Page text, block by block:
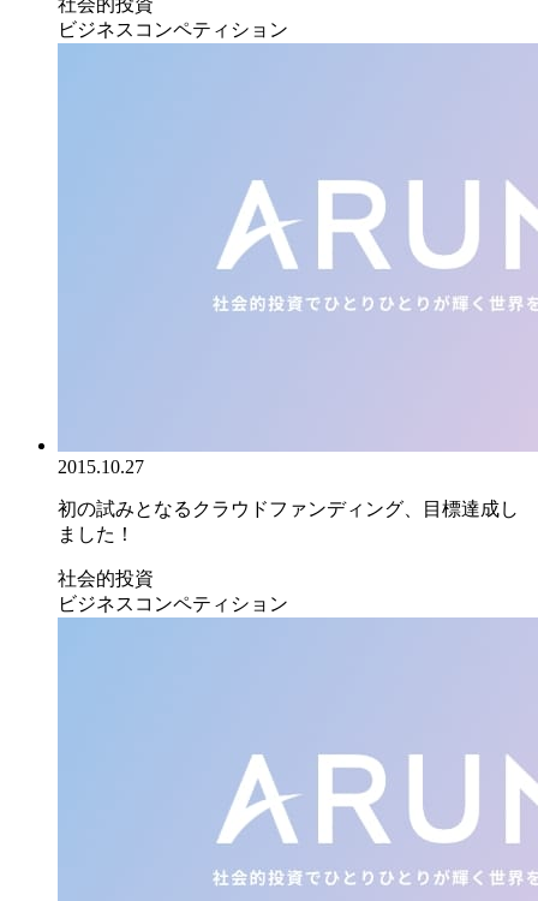
ビジネスコンペティション
2015.10.27
初の試みとなるクラウドファンディング、目標達成し
ました！
社会的投資
ビジネスコンペティション